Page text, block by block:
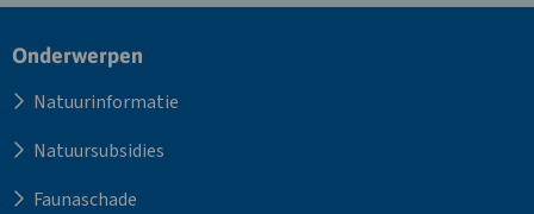
Site
Onderwerpen
Natuurinformatie
Natuursubsidies
Faunaschade